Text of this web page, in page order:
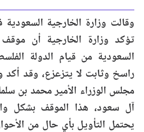
وقالت وزارة الخارجية
تؤكد وزارة الخارجية أن موقف
السعودية من قيام الدولة
راسخ وثابت لا يتزعزع، وقد أكد
مجلس الوزراء الأمير محمد بن
آل سعود، هذا الموقف بشكل
يحتمل التأويل بأي حال من